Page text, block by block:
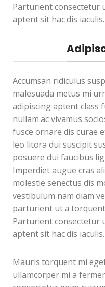
Parturient consectetur
aptent sit hac dis iaculis.
Accumsan ridiculus
malesuada metus mi
adipiscing aptent class
nullam ac vivamus
fusce ornare dis curae
leo litora dui suscipit
posuere dui faucibus
Imperdiet augue cras
molestie senectus dis
vestibulum nam diam
parturient ut a
Parturient consectetur
aptent sit hac dis iaculis.
Mauris torquent mi
ullamcorper mi a